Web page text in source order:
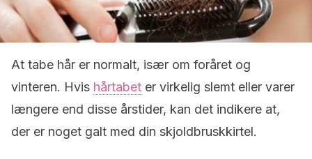
At tabe hår er normalt, især om foråret og
vinteren. Hvis hårtabet er virkelig slemt eller varer
længere end disse årstider, kan det indikere at,
der er noget galt med din skjoldbruskkirtel.